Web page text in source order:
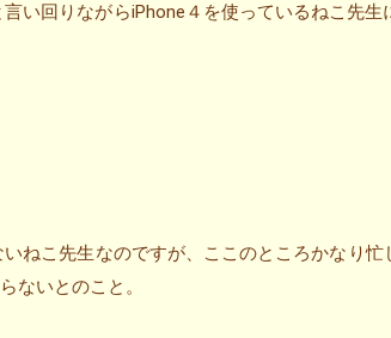
い回りながらiPhone４を使っているねこ先生
ねこ先生なのですが、ここのところかなり忙
ないとのこと。